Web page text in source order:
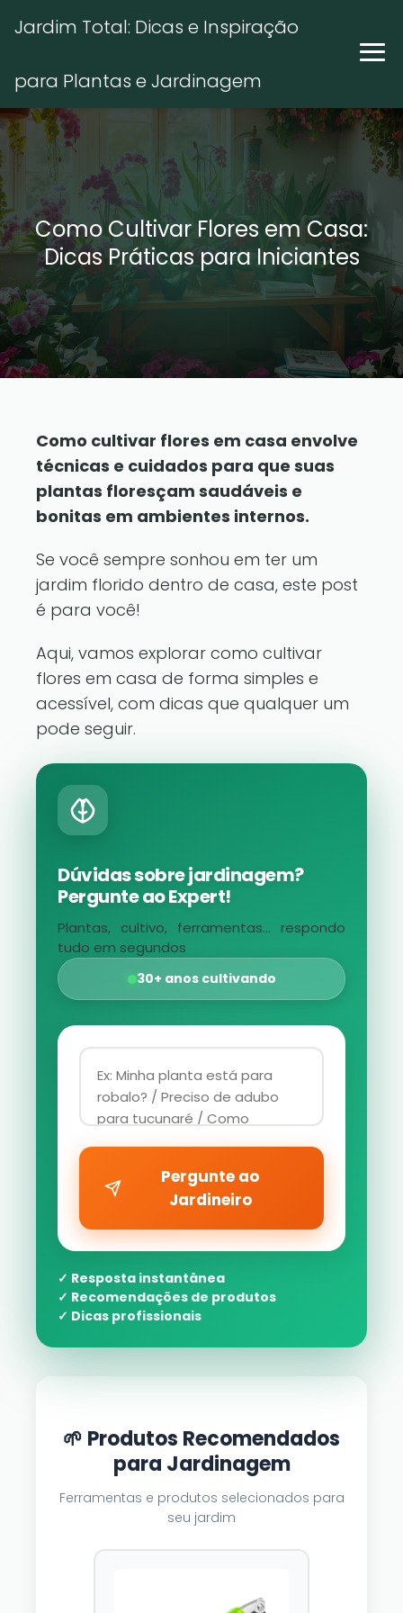
Jardim Total: Dicas e Inspiração
para Plantas e Jardinagem
Como Cultivar Flores em Casa:
Dicas Práticas para Iniciantes
Como cultivar flores em casa envolve
técnicas e cuidados para que suas
plantas floresçam saudáveis e
bonitas em ambientes internos.
Se você sempre sonhou em ter um
jardim florido dentro de casa, este post
é para você!
Aqui, vamos explorar como cultivar
flores em casa de forma simples e
acessível, com dicas que qualquer um
pode seguir.
Dúvidas sobre jardinagem?
Pergunte ao Expert!
Plantas, cultivo, ferramentas... respondo
tudo em segundos
30+ anos cultivando
Pergunte ao
Jardineiro
✓ Resposta instantânea
✓ Recomendações de produtos
✓ Dicas profissionais
🌱 Produtos Recomendados
para Jardinagem
Ferramentas e produtos selecionados para
seu jardim